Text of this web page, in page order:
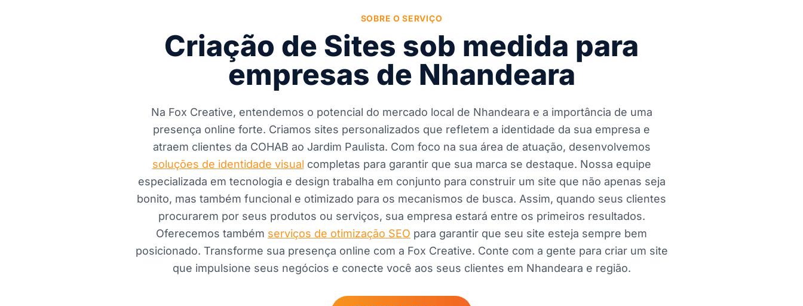
SOBRE O SERVIÇO
Criação de Sites sob medida para
empresas de Nhandeara
Na Fox Creative, entendemos o potencial do mercado local de Nhandeara e a importância de uma
presença online forte. Criamos sites personalizados que refletem a identidade da sua empresa e
atraem clientes da COHAB ao Jardim Paulista. Com foco na sua área de atuação, desenvolvemos
soluções de identidade visual completas para garantir que sua marca se destaque. Nossa equipe
especializada em tecnologia e design trabalha em conjunto para construir um site que não apenas seja
bonito, mas também funcional e otimizado para os mecanismos de busca. Assim, quando seus clientes
procurarem por seus produtos ou serviços, sua empresa estará entre os primeiros resultados.
Oferecemos também serviços de otimização SEO para garantir que seu site esteja sempre bem
posicionado. Transforme sua presença online com a Fox Creative. Conte com a gente para criar um site
que impulsione seus negócios e conecte você aos seus clientes em Nhandeara e região.